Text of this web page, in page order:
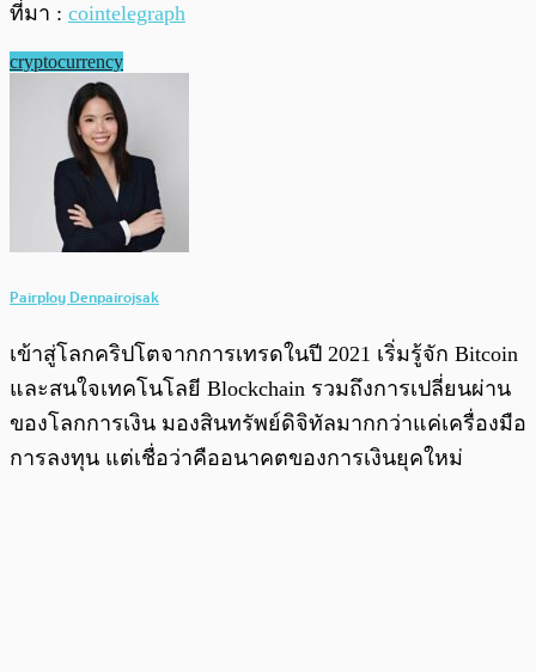
ที่มา : cointelegraph
cryptocurrency
Pairploy Denpairojsak
เข้าสู่โลกคริปโตจากการเทรดในปี 2021 เริ่มรู้จัก Bitcoin
และสนใจเทคโนโลยี Blockchain รวมถึงการเปลี่ยนผ่าน
ของโลกการเงิน มองสินทรัพย์ดิจิทัลมากกว่าแค่เครื่องมือ
การลงทุน แต่เชื่อว่าคืออนาคตของการเงินยุคใหม่